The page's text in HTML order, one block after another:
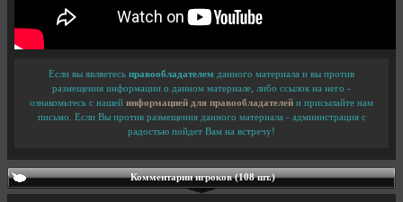
Если вы являетесь правообладателем данного материала и вы против
размещения информации о данном материале, либо ссылок на него -
ознакомьтесь с нашей информацией для правообладателей и присылайте нам
письмо. Если Вы против размещения данного материала - администрация с
радостью пойдет Вам на встречу!
Комментарии игроков (108 шт.)